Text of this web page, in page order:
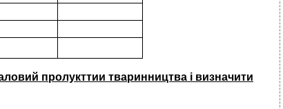
пролукттии тваринництва і визначити